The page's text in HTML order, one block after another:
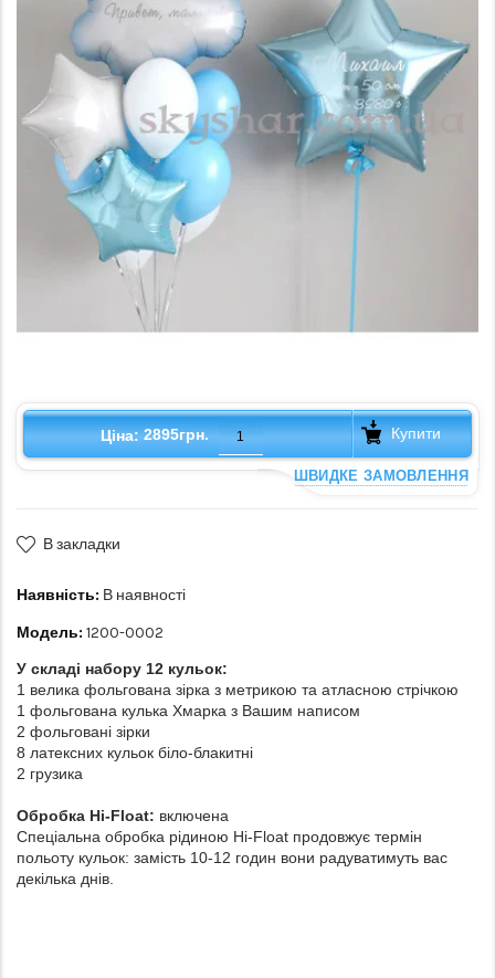
Ціна: 2895грн. Купити
ШВИДКЕ ЗАМОВЛЕННЯ
В закладки
Наявність: В наявності
Модель: 1200-0002
У складі набору 12 кульок:
1 велика фольгована зірка з метрикою та атласною стрічкою
1 фольгована кулька Хмарка з Вашим написом
2 фольговані зірки
8 латексних кульок біло-блакитні
2 грузика
Обробка Hi-Float: включена
Спеціальна обробка рідиною Hi-Float продовжує термін
польоту кульок: замість 10-12 годин вони радуватимуть вас
декілька днів.